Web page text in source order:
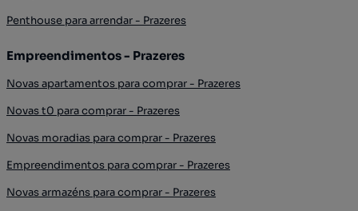
Penthouse para arrendar - Prazeres
Empreendimentos - Prazeres
Novas apartamentos para comprar - Prazeres
Novas t0 para comprar - Prazeres
Novas moradias para comprar - Prazeres
Empreendimentos para comprar - Prazeres
Novas armazéns para comprar - Prazeres